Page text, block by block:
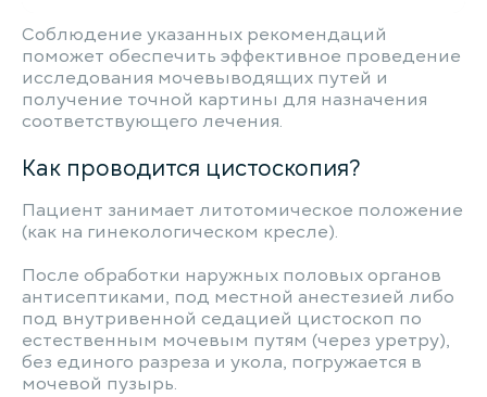
Соблюдение указанных рекомендаций
поможет обеспечить эффективное проведение
исследования мочевыводящих путей и
получение точной картины для назначения
соответствующего лечения.
Как проводится цистоскопия?
Пациент занимает литотомическое положение
(как на гинекологическом кресле).
После обработки наружных половых органов
антисептиками, под местной анестезией либо
под внутривенной седацией цистоскоп по
естественным мочевым путям (через уретру),
без единого разреза и укола, погружается в
мочевой пузырь.